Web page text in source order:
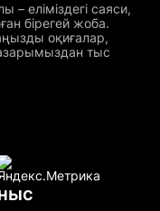
– еліміздегі саяси,
бірегей жоба.
оқиғалар,
тыс